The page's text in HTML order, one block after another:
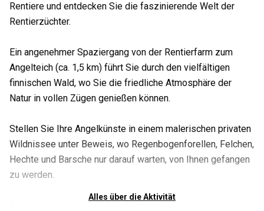
Rentiere und entdecken Sie die faszinierende Welt der
Rentierzüchter.
Ein angenehmer Spaziergang von der Rentierfarm zum
Angelteich (ca. 1,5 km) führt Sie durch den vielfältigen
finnischen Wald, wo Sie die friedliche Atmosphäre der
Natur in vollen Zügen genießen können.
Stellen Sie Ihre Angelkünste in einem malerischen privaten
Wildnissee unter Beweis, wo Regenbogenforellen, Felchen,
Hechte und Barsche nur darauf warten, von Ihnen gefangen
zu werden.
Alles über die Aktivität